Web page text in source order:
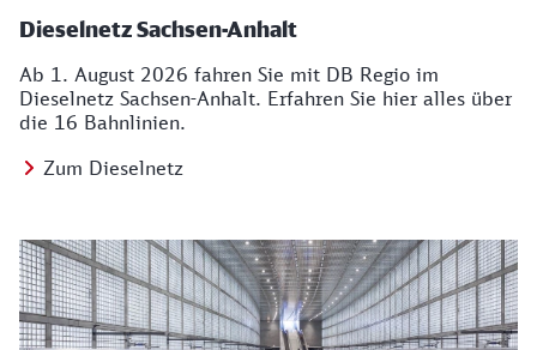
Dieselnetz Sachsen-Anhalt
Ab 1. August 2026 fahren Sie mit DB Regio im
Dieselnetz Sachsen-Anhalt. Erfahren Sie hier alles über
die 16 Bahnlinien.
Zum Dieselnetz